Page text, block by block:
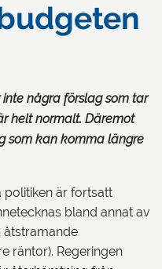
några förslag som tar
helt normalt. Däremot
som kan komma längre
politiken är fortsatt
bland annat av
åtstramande
räntor). Regeringen